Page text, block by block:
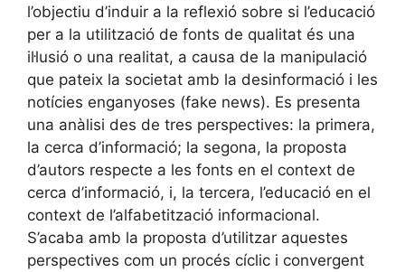
l’objectiu d’induir a la reflexió sobre si l’educació
per a la utilització de fonts de qualitat és una
il·lusió o una realitat, a causa de la manipulació
que pateix la societat amb la desinformació i les
notícies enganyoses (fake news). Es presenta
una anàlisi des de tres perspectives: la primera,
la cerca d’informació; la segona, la proposta
d’autors respecte a les fonts en el context de
cerca d’informació, i, la tercera, l’educació en el
context de l’alfabetització informacional.
S’acaba amb la proposta d’utilitzar aquestes
perspectives com un procés cíclic i convergent